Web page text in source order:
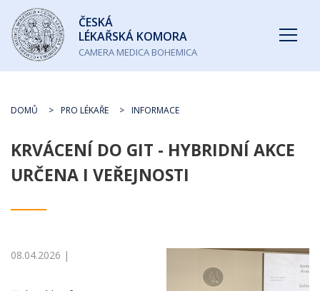
Česká
lékařská
komora
ČESKÁ
LÉKAŘSKÁ KOMORA
CAMERA MEDICA BOHEMICA
DOMŮ PRO LÉKAŘE INFORMACE
KRVÁCENÍ DO GIT - HYBRIDNÍ AKCE
URČENA I VEŘEJNOSTI
08.04.2026 |